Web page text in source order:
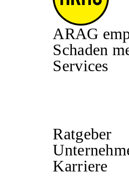
ARAG
Schaden
Services
Ratgeber
Karriere